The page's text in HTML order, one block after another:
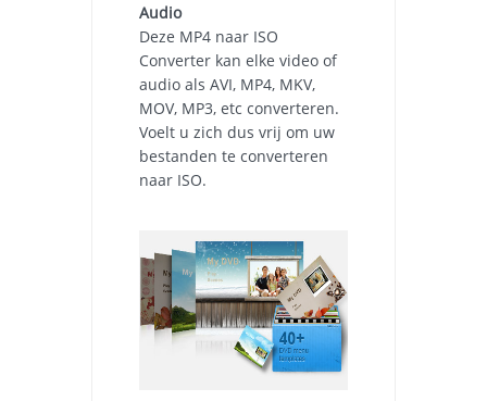
Audio
Deze MP4 naar ISO
Converter kan elke video of
audio als AVI, MP4, MKV,
MOV, MP3, etc converteren.
Voelt u zich dus vrij om uw
bestanden te converteren
naar ISO.